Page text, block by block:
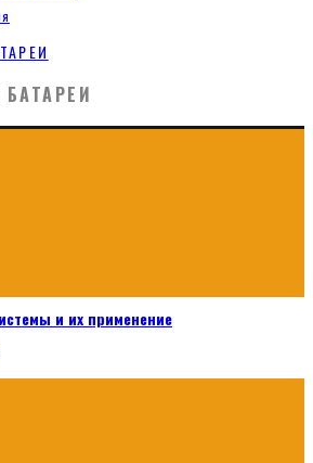
и их применение